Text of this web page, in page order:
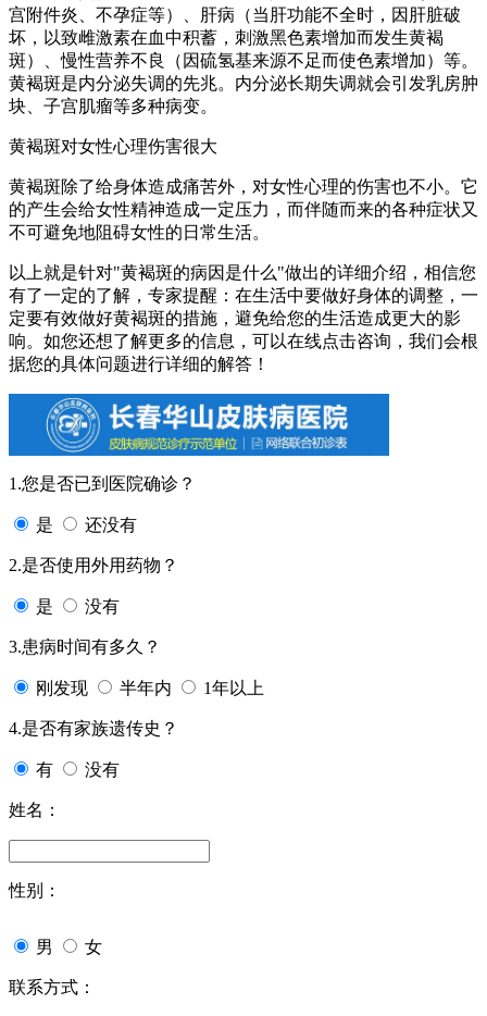
宫附件炎、不孕症等）、肝病（当肝功能不全时，因肝脏破
坏，以致雌激素在血中积蓄，刺激黑色素增加而发生黄褐
斑）、慢性营养不良（因硫氢基来源不足而使色素增加）等。
黄褐斑是内分泌失调的先兆。内分泌长期失调就会引发乳房肿
块、子宫肌瘤等多种病变。
黄褐斑对女性心理伤害很大
黄褐斑除了给身体造成痛苦外，对女性心理的伤害也不小。它
的产生会给女性精神造成一定压力，而伴随而来的各种症状又
不可避免地阻碍女性的日常生活。
以上就是针对"黄褐斑的病因是什么"做出的详细介绍，相信您
有了一定的了解，专家提醒：在生活中要做好身体的调整，一
定要有效做好黄褐斑的措施，避免给您的生活造成更大的影
响。如您还想了解更多的信息，可以在线点击咨询，我们会根
据您的具体问题进行详细的解答！
1.您是否已到医院确诊？
是 还没有
2.是否使用外用药物？
是 没有
3.患病时间有多久？
刚发现 半年内 1年以上
4.是否有家族遗传史？
有 没有
姓名：
性别：
男 女
联系方式：